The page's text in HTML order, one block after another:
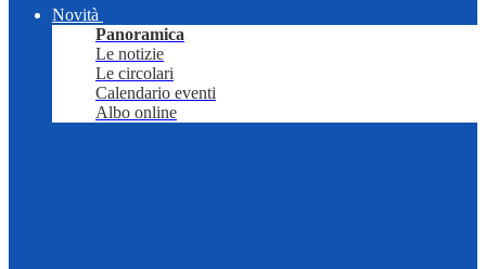
Novità
Panoramica
Le notizie
Le circolari
Calendario eventi
Albo online